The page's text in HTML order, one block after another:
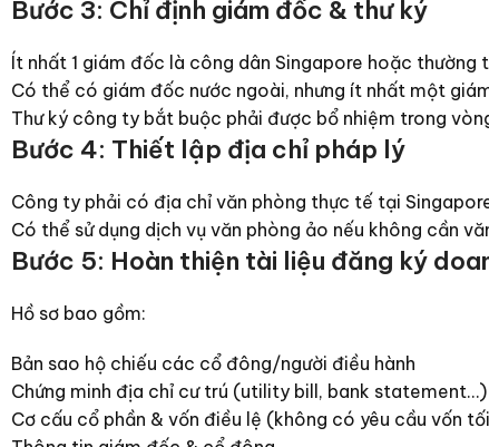
Bước 3: Chỉ định giám đốc & thư ký
Ít nhất 1 giám đốc là công dân Singapore hoặc thường
Có thể có giám đốc nước ngoài, nhưng ít nhất một
Thư ký công ty bắt buộc phải được bổ nhiệm trong
Bước 4: Thiết lập địa chỉ pháp lý
Công ty phải có địa chỉ văn phòng thực tế tại
Có thể sử dụng dịch vụ văn phòng ảo nếu không cần
Bước 5: Hoàn thiện tài liệu đăng ký
Hồ sơ bao gồm:
Bản sao hộ chiếu các cổ đông/người điều hành
Chứng minh địa chỉ cư trú (utility bill, bank statement…)
Cơ cấu cổ phần & vốn điều lệ (không có yêu cầu vốn